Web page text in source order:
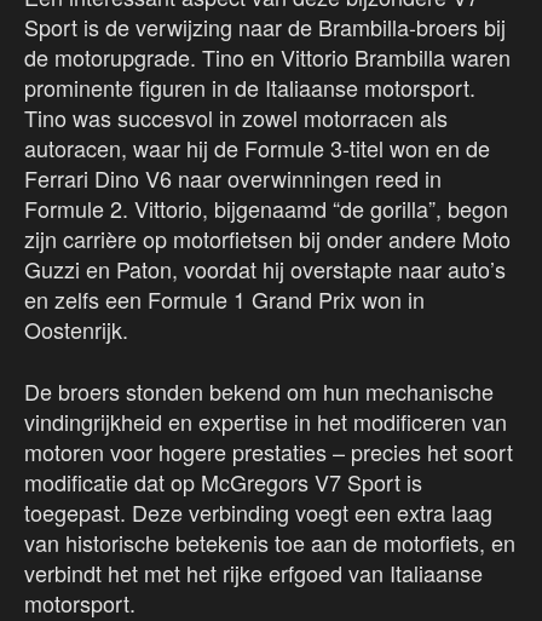
Sport is de verwijzing naar de Brambilla-broers bij
de motorupgrade. Tino en Vittorio Brambilla waren
prominente figuren in de Italiaanse motorsport.
Tino was succesvol in zowel motorracen als
autoracen, waar hij de Formule 3-titel won en de
Ferrari Dino V6 naar overwinningen reed in
Formule 2. Vittorio, bijgenaamd “de gorilla”, begon
zijn carrière op motorfietsen bij onder andere Moto
Guzzi en Paton, voordat hij overstapte naar auto’s
en zelfs een Formule 1 Grand Prix won in
Oostenrijk.
De broers stonden bekend om hun mechanische
vindingrijkheid en expertise in het modificeren van
motoren voor hogere prestaties – precies het soort
modificatie dat op McGregors V7 Sport is
toegepast. Deze verbinding voegt een extra laag
van historische betekenis toe aan de motorfiets, en
verbindt het met het rijke erfgoed van Italiaanse
motorsport.